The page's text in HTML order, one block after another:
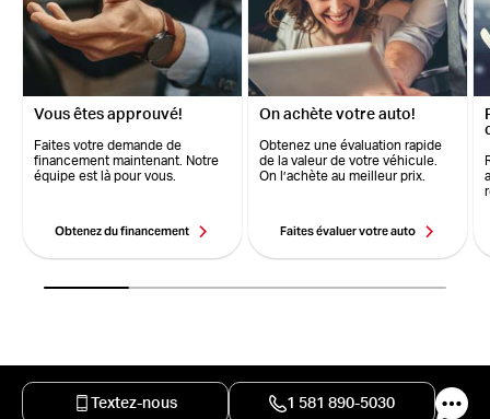
Vous êtes approuvé!
Faites votre demande de
financement maintenant. Notre
équipe est là pour vous.
Obtenez du financement
On achète votre auto!
Obtenez une évaluation rapide
de la valeur de votre véhicule.
On l’achète au meilleur prix.
Faites évaluer votre auto
Textez-nous 1 581 890-5030